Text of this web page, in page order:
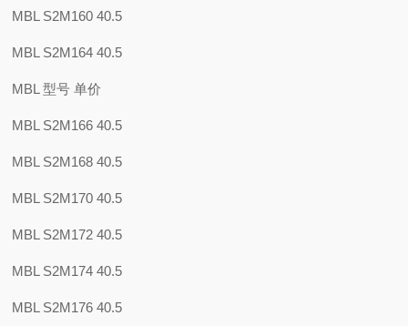
MBL S2M160 40.5
MBL S2M164 40.5
MBL 型号 单价
MBL S2M166 40.5
MBL S2M168 40.5
MBL S2M170 40.5
MBL S2M172 40.5
MBL S2M174 40.5
MBL S2M176 40.5